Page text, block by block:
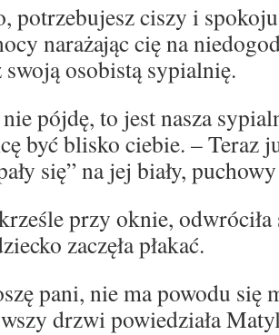
potrzebujesz ciszy i
narażając cię na
swoją osobistą sypialnię.
pójdę, to jest nasza
być blisko ciebie. – Teraz
się” na jej biały,
przy oknie,
zaczęła płakać.
pani, nie ma powodu się
drzwi powiedziała